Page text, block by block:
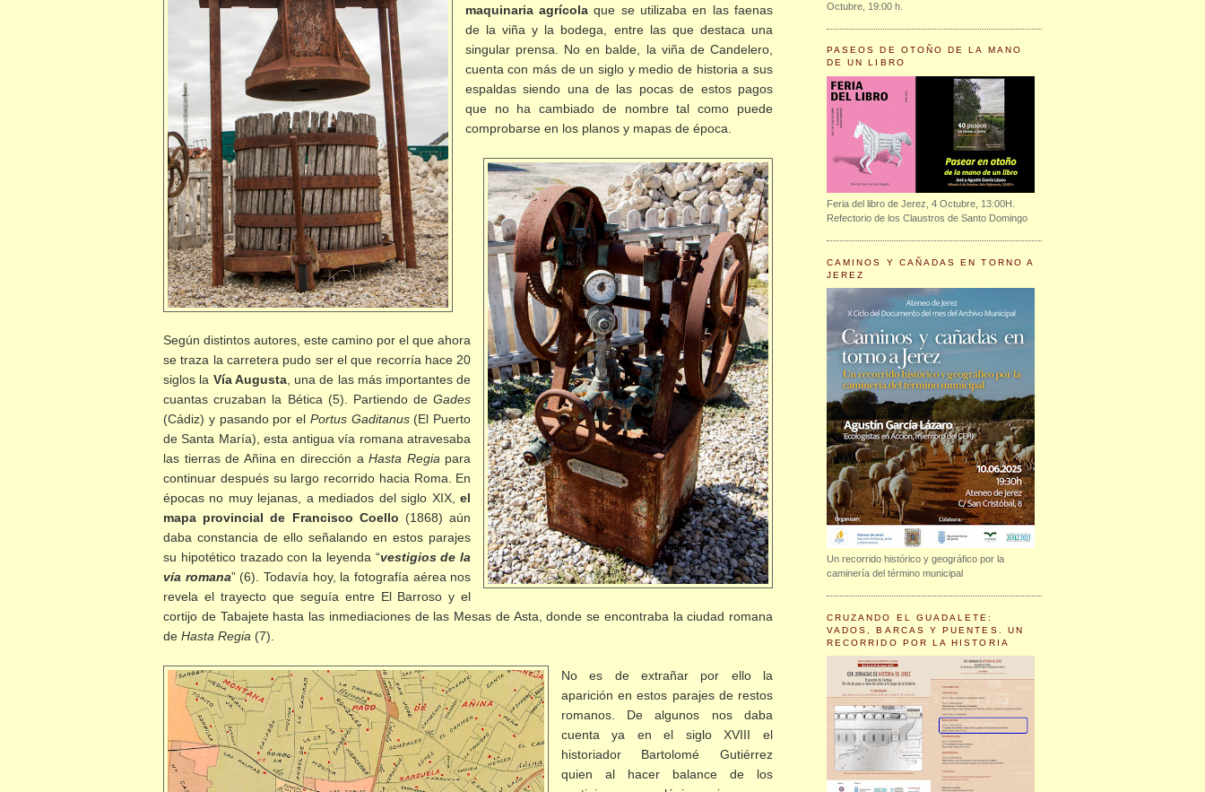
maquinaria agrícola que se utilizaba en las faenas
de la viña y la bodega, entre las que destaca una
singular prensa. No en balde, la viña de Candelero,
cuenta con más de un siglo y medio de historia a sus
espaldas siendo una de las pocas de estos pagos
que no ha cambiado de nombre tal como puede
comprobarse en los planos y mapas de época.
Según distintos autores, este camino por el que ahora
se traza la carretera pudo ser el que recorría hace 20
siglos la Vía Augusta, una de las más importantes de
cuantas cruzaban la Bética (5). Partiendo deGades
(Cádiz) y pasando por el Portus Gaditanus(El Puerto
de Santa María), esta antigua vía romana atravesaba
las tierras de Añina en dirección aHasta Regia para
continuar después su largo recorrido hacia Roma. En
épocas no muy lejanas, a mediados del siglo XIX,el
mapa provincial de Francisco Coello (1868) aún
daba constancia de ello señalando en estos parajes
su hipotético trazado con la leyenda “vestigios de la
vía romana” (6). Todavía hoy, la fotografía aérea nos
revela el trayecto que seguía entre El Barroso y el
cortijo de Tabajete hasta las inmediaciones de las Mesas de Asta, donde se encontraba la ciudad romana
de Hasta Regia (7).
No es de extrañar por ello la
aparición en estos parajes de restos
romanos. De algunos nos daba
cuenta ya en el siglo XVIII el
historiador Bartolomé Gutiérrez
quien al hacer balance de los
Octubre, 19:00 h.
PASEOS DE OTOÑO DE LA MANO
DE UN LIBRO
Feria del libro de Jerez, 4 Octubre, 13:00H.
Refectorio de los Claustros de Santo Domingo
CAMINOS Y CAÑADAS EN TORNO A
JEREZ
Un recorrido histórico y geográfico por la
caminería del término municipal
CRUZANDO EL GUADALETE:
VADOS, BARCAS Y PUENTES. UN
RECORRIDO POR LA HISTORIA